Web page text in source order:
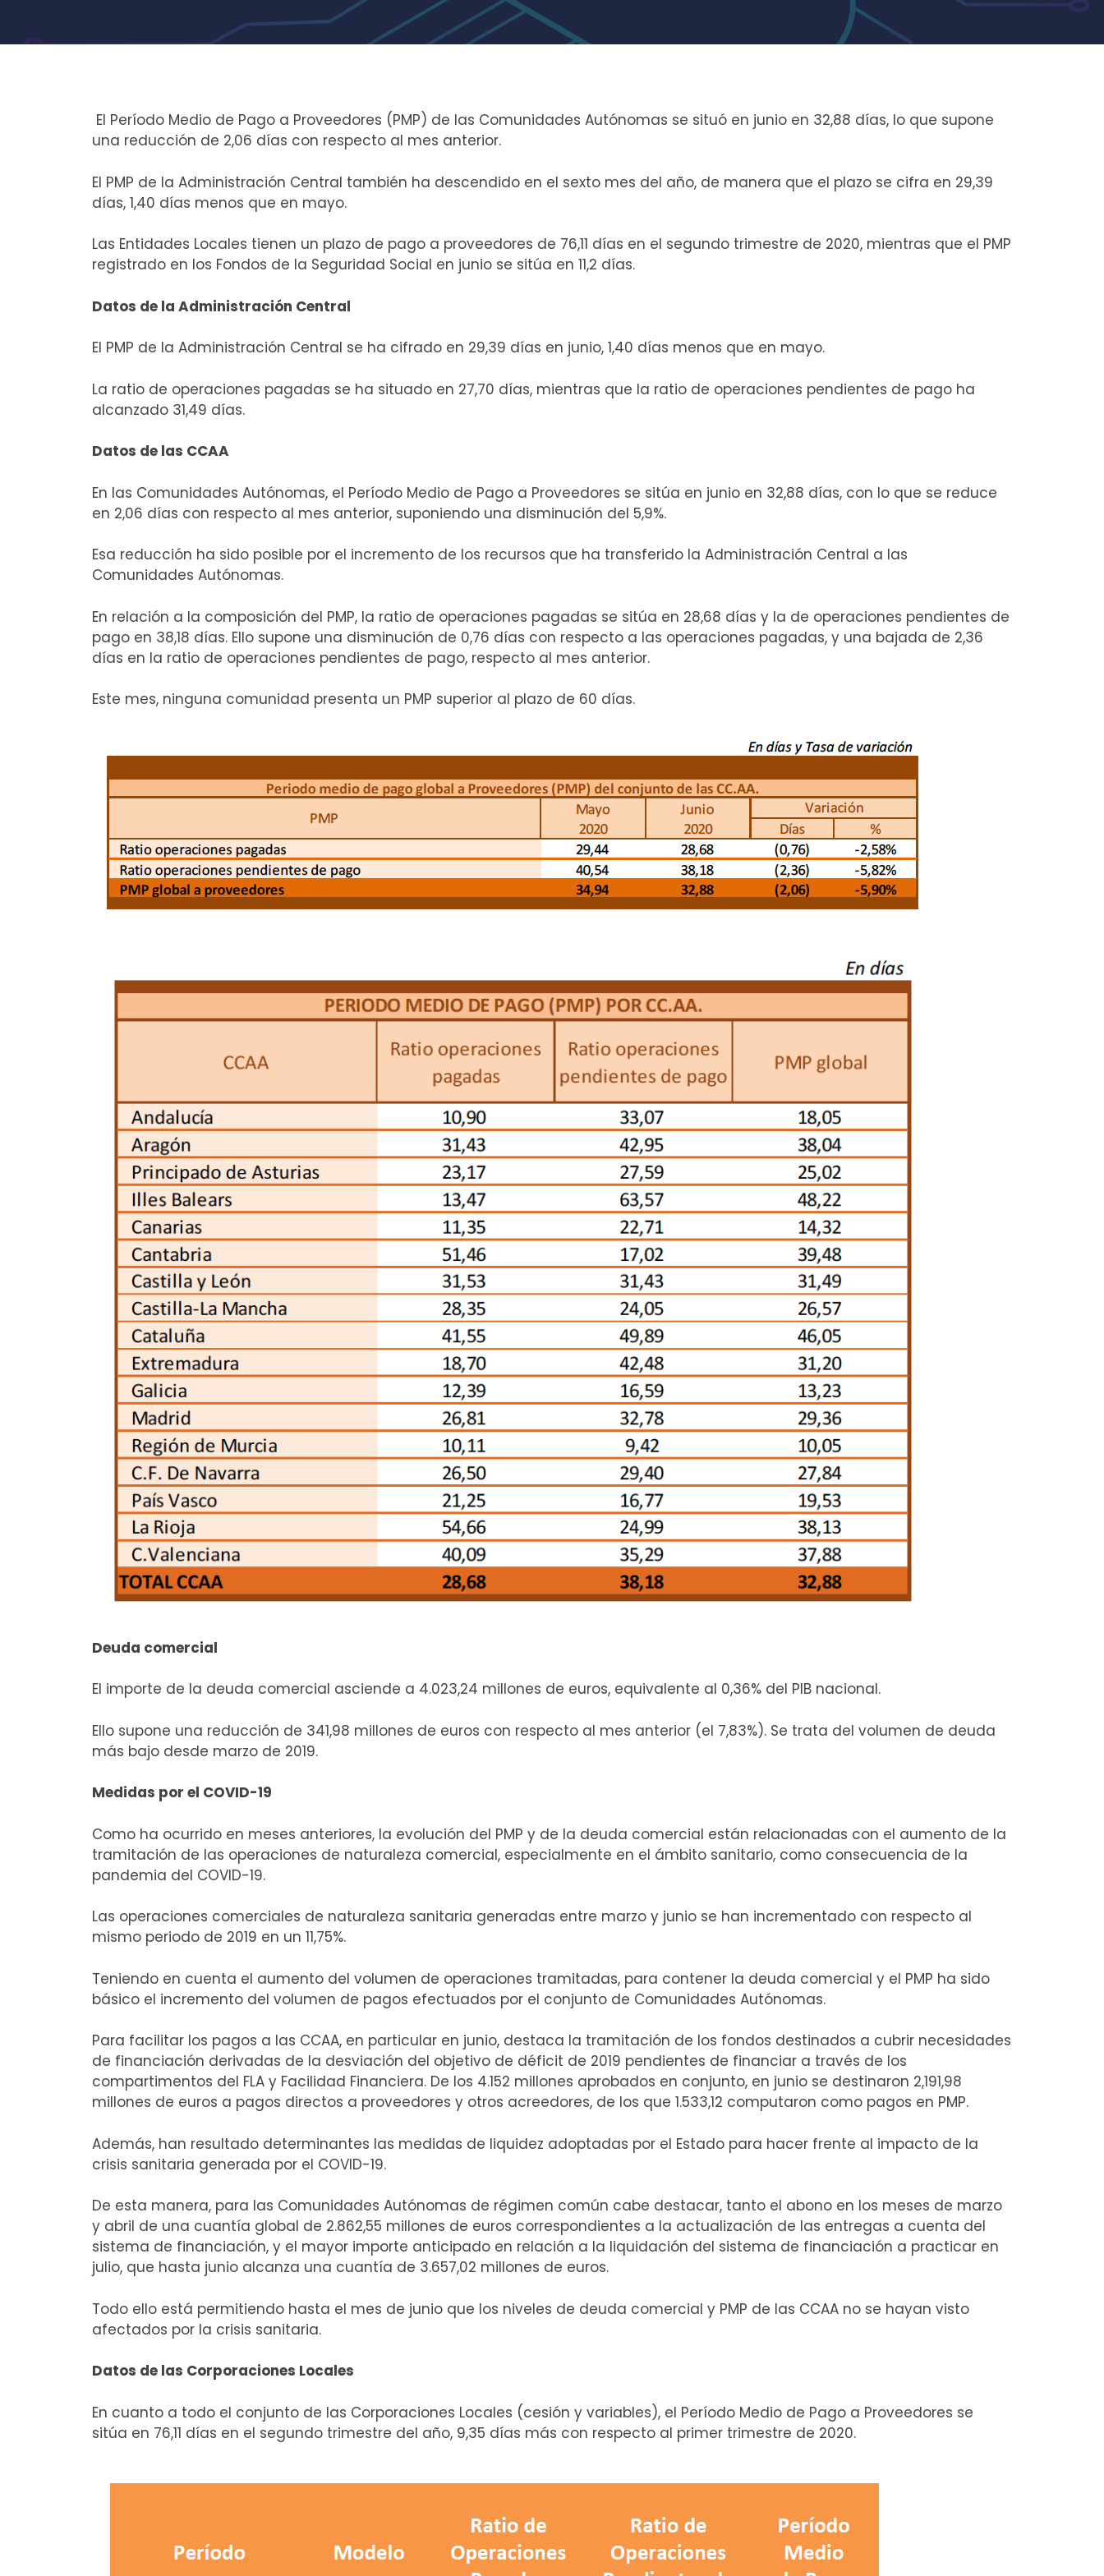
El Período Medio de Pago a Proveedores (PMP) de las Comunidades Autónomas se situó en junio en 32,88 días, lo que supone
una reducción de 2,06 días con respecto al mes anterior.
El PMP de la Administración Central también ha descendido en el sexto mes del año, de manera que el plazo se cifra en 29,39
días, 1,40 días menos que en mayo.
Las Entidades Locales tienen un plazo de pago a proveedores de 76,11 días en el segundo trimestre de 2020, mientras que el PMP
registrado en los Fondos de la Seguridad Social en junio se sitúa en 11,2 días.
Datos de la Administración Central
El PMP de la Administración Central se ha cifrado en 29,39 días en junio, 1,40 días menos que en mayo.
La ratio de operaciones pagadas se ha situado en 27,70 días, mientras que la ratio de operaciones pendientes de pago ha
alcanzado 31,49 días.
Datos de las CCAA
En las Comunidades Autónomas, el Período Medio de Pago a Proveedores se sitúa en junio en 32,88 días, con lo que se reduce
en 2,06 días con respecto al mes anterior, suponiendo una disminución del 5,9%.
Esa reducción ha sido posible por el incremento de los recursos que ha transferido la Administración Central a las
Comunidades Autónomas.
En relación a la composición del PMP, la ratio de operaciones pagadas se sitúa en 28,68 días y la de operaciones pendientes de
pago en 38,18 días. Ello supone una disminución de 0,76 días con respecto a las operaciones pagadas, y una bajada de 2,36
días en la ratio de operaciones pendientes de pago, respecto al mes anterior.
Este mes, ninguna comunidad presenta un PMP superior al plazo de 60 días.
Deuda comercial
El importe de la deuda comercial asciende a 4.023,24 millones de euros, equivalente al 0,36% del PIB nacional.
Ello supone una reducción de 341,98 millones de euros con respecto al mes anterior (el 7,83%). Se trata del volumen de deuda
más bajo desde marzo de 2019.
Medidas por el COVID-19
Como ha ocurrido en meses anteriores, la evolución del PMP y de la deuda comercial están relacionadas con el aumento de la
tramitación de las operaciones de naturaleza comercial, especialmente en el ámbito sanitario, como consecuencia de la
pandemia del COVID-19.
Las operaciones comerciales de naturaleza sanitaria generadas entre marzo y junio se han incrementado con respecto al
mismo periodo de 2019 en un 11,75%.
Teniendo en cuenta el aumento del volumen de operaciones tramitadas, para contener la deuda comercial y el PMP ha sido
básico el incremento del volumen de pagos efectuados por el conjunto de Comunidades Autónomas.
Para facilitar los pagos a las CCAA, en particular en junio, destaca la tramitación de los fondos destinados a cubrir necesidades
de financiación derivadas de la desviación del objetivo de déficit de 2019 pendientes de financiar a través de los
compartimentos del FLA y Facilidad Financiera. De los 4.152 millones aprobados en conjunto, en junio se destinaron 2,191,98
millones de euros a pagos directos a proveedores y otros acreedores, de los que 1.533,12 computaron como pagos en PMP.
Además, han resultado determinantes las medidas de liquidez adoptadas por el Estado para hacer frente al impacto de la
crisis sanitaria generada por el COVID-19.
De esta manera, para las Comunidades Autónomas de régimen común cabe destacar, tanto el abono en los meses de marzo
y abril de una cuantía global de 2.862,55 millones de euros correspondientes a la actualización de las entregas a cuenta del
sistema de financiación, y el mayor importe anticipado en relación a la liquidación del sistema de financiación a practicar en
julio, que hasta junio alcanza una cuantía de 3.657,02 millones de euros.
Todo ello está permitiendo hasta el mes de junio que los niveles de deuda comercial y PMP de las CCAA no se hayan visto
afectados por la crisis sanitaria.
Datos de las Corporaciones Locales
En cuanto a todo el conjunto de las Corporaciones Locales (cesión y variables), el Período Medio de Pago a Proveedores se
sitúa en 76,11 días en el segundo trimestre del año, 9,35 días más con respecto al primer trimestre de 2020.